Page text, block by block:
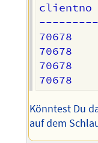
clientno
70678
70678
70678
Könntest Du
auf dem